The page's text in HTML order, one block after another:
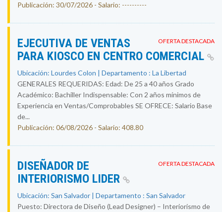
Publicación: 30/07/2026 - Salario: ----------
OFERTA DESTACADA
EJECUTIVA DE VENTAS
PARA KIOSCO EN CENTRO COMERCIAL
Ubicación: Lourdes Colon | Departamento : La Libertad
GENERALES REQUERIDAS: Edad: De 25 a 40 años Grado
Académico: Bachiller Indispensable: Con 2 años mínimos de
Experiencia en Ventas/Comprobables SE OFRECE: Salario Base
de...
Publicación: 06/08/2026 - Salario: 408.80
OFERTA DESTACADA
DISEÑADOR DE
INTERIORISMO LIDER
Ubicación: San Salvador | Departamento : San Salvador
Puesto: Directora de Diseño (Lead Designer) – Interiorismo de